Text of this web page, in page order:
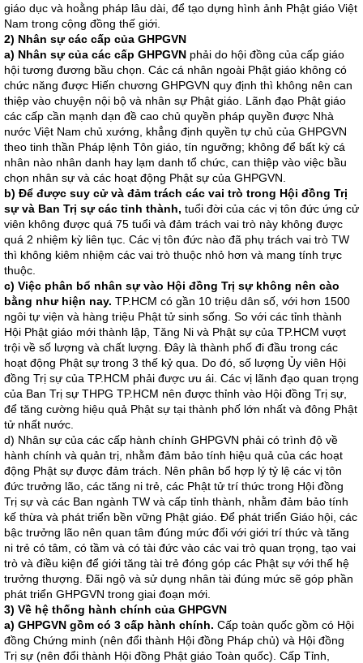
giáo dục và hoằng pháp lâu dài, để tạo dựng hình ảnh Phật giáo Việt
Nam trong cộng đồng thế giới.
2) Nhân sự các cấp của GHPGVN
a) Nhân sự của các cấp GHPGVN phải do hội đồng của cấp giáo
hội tương đương bầu chọn. Các cá nhân ngoài Phật giáo không có
chức năng được Hiến chương GHPGVN quy định thì không nên can
thiệp vào chuyện nội bộ và nhân sự Phật giáo. Lãnh đạo Phật giáo
các cấp cần mạnh dạn đề cao chủ quyền pháp quyền được Nhà
nước Việt Nam chủ xướng, khẳng định quyền tự chủ của GHPGVN
theo tinh thần Pháp lệnh Tôn giáo, tín ngưỡng; không để bất kỳ cá
nhân nào nhân danh hay lạm danh tổ chức, can thiệp vào việc bầu
chọn nhân sự và các hoạt động Phật sự của GHPGVN.
b) Để được suy cử và đảm trách các vai trò trong Hội đồng Trị
sự và Ban Trị sự các tỉnh thành, tuổi đời của các vị tôn đức ứng cử
viên không được quá 75 tuổi và đảm trách vai trò này không được
quá 2 nhiệm kỳ liên tục. Các vị tôn đức nào đã phụ trách vai trò TW
thì không kiêm nhiệm các vai trò thuộc nhỏ hơn và mang tính trực
thuộc.
c) Việc phân bổ nhân sự vào Hội đồng Trị sự không nên cào
bằng như hiện nay. TP.HCM có gần 10 triệu dân số, với hơn 1500
ngôi tự viện và hàng triệu Phật tử sinh sống. So với các tỉnh thành
Hội Phật giáo mới thành lập, Tăng Ni và Phật sự của TP.HCM vượt
trội về số lượng và chất lượng. Đây là thành phố đi đầu trong các
hoạt động Phật sự trong 3 thế kỷ qua. Do đó, số lượng Ủy viên Hội
đồng Trị sự của TP.HCM phải được ưu ái. Các vị lãnh đạo quan trọng
của Ban Trị sự THPG TP.HCM nên được thỉnh vào Hội đồng Trị sự,
để tăng cường hiệu quả Phật sự tại thành phố lớn nhất và đông Phật
tử nhất nước.
d) Nhân sự của các cấp hành chính GHPGVN phải có trình độ về
hành chính và quản trị, nhằm đảm bảo tính hiệu quả của các hoạt
động Phật sự được đảm trách. Nên phân bổ hợp lý tỷ lệ các vị tôn
đức trưởng lão, các tăng ni trẻ, các Phật tử trí thức trong Hội đồng
Trị sự và các Ban ngành TW và cấp tỉnh thành, nhằm đảm bảo tính
kế thừa và phát triển bền vững Phật giáo. Để phát triển Giáo hội, các
bậc trưởng lão nên quan tâm đúng mức đối với giới trí thức và tăng
ni trẻ có tâm, có tầm và có tài đức vào các vai trò quan trọng, tạo vai
trò và điều kiện để giới tăng tài trẻ đóng góp các Phật sự với thế hệ
trưởng thượng. Đãi ngộ và sử dụng nhân tài đúng mức sẽ góp phần
phát triển GHPGVN trong giai đoạn mới.
3) Về hệ thống hành chính của GHPGVN
a) GHPGVN gồm có 3 cấp hành chính. Cấp toàn quốc gồm có Hội
đồng Chứng minh (nên đổi thành Hội đồng Pháp chủ) và Hội đồng
Trị sự (nên đổi thành Hội đồng Phật giáo Toàn quốc). Cấp Tỉnh,